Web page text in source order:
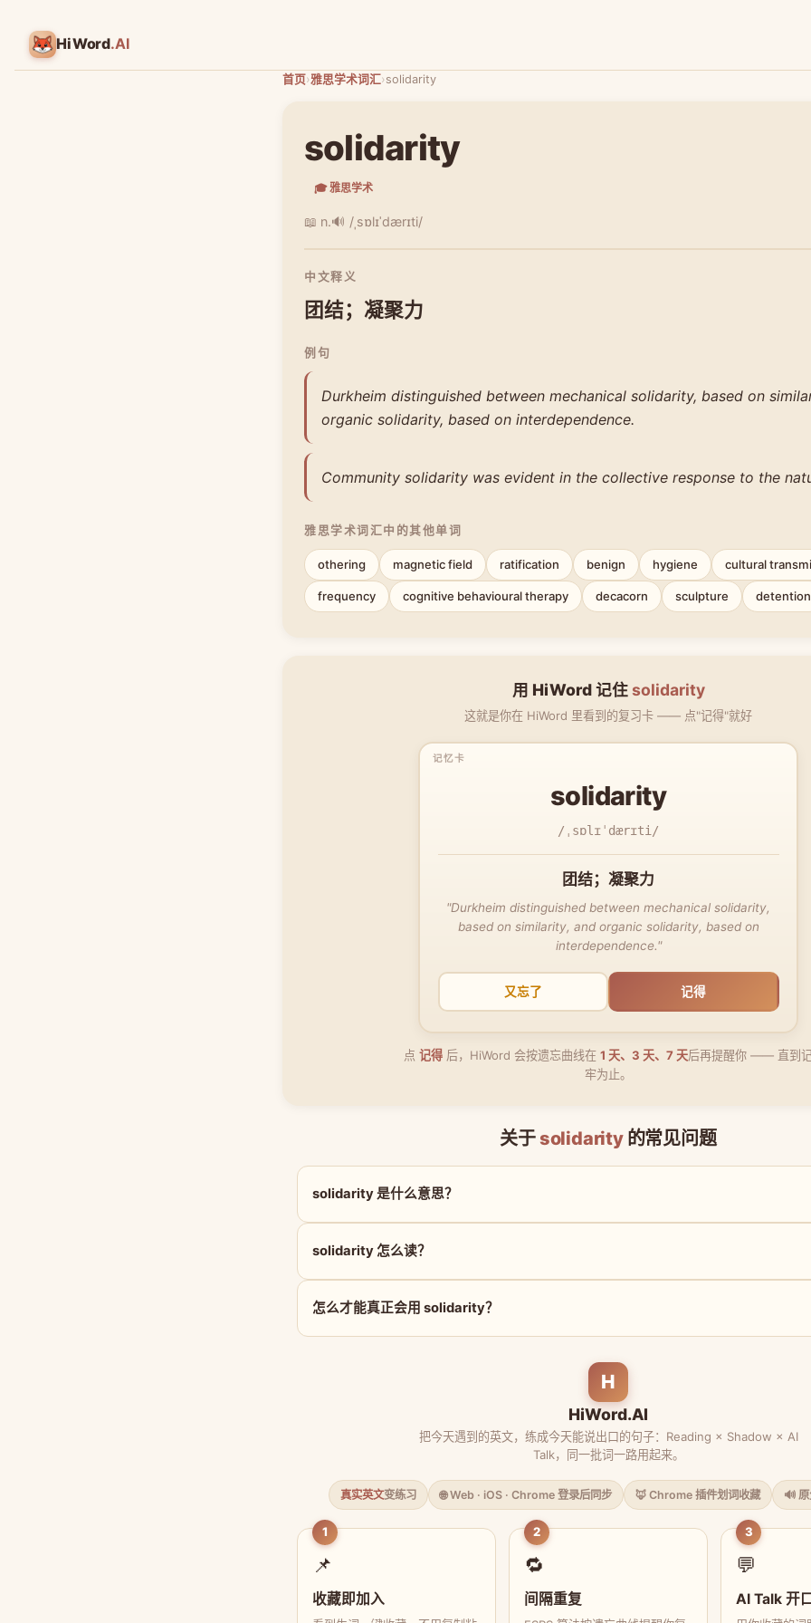
HiWord.AI
首页›雅思学术词汇›solidarity
solidarity
🎓 雅思学术
📖 n.🔊 /ˌsɒlɪˈdærɪti/
中文释义
团结；凝聚力
例句
Durkheim distinguished between mechanical solidarity, based on
organic solidarity, based on interdependence.
Community solidarity was evident in the collective response to the
雅思学术词汇中的其他单词
othering magnetic field ratification benign hygiene cultural
frequency cognitive behavioural therapy decacorn sculpture detention
用 HiWord 记住solidarity
这就是你在 HiWord 里看到的复习卡 —— 点"记得"就好
solidarity
/ˌsɒlɪˈdærɪti/
团结；凝聚力
"Durkheim distinguished between mechanical solidarity,
based on similarity, and organic solidarity, based on
interdependence."
又忘了 记得
点 记得 后，HiWord 会按遗忘曲线在 1 天、3 天、7 天后再提醒你 —— 直到
牢为止。
关于 solidarity的常见问题
solidarity 是什么意思？
solidarity 怎么读？
怎么才能真正会用 solidarity？
H
HiWord.AI
把今天遇到的英文，练成今天能说出口的句子：Reading × Shadow × AI
Talk，同一批词一路用起来。
真实英文变练习 🌐 Web · iOS · Chrome 登录后同步 🦊 Chrome 插件划词收藏 🔊
1
📌
收藏即加入
2
🔁
间隔重复
3
💬
AI Talk 开